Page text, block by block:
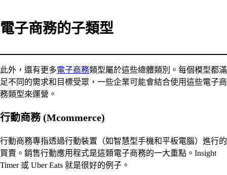
電子商務的子類型
此外，還有更多電子商務類型屬於這些總體類別。每個模型都滿
足不同的需求和目標受眾，一些企業可能會結合使用這些電子商
務類型來運營。
行動商務 (Mcommerce)
行動商務專指透過行動裝置（如智慧型手機和平板電腦）進行的
買賣。銷售行動應用程式是這類電子商務的一大重點。Insight
Timer 或 Uber Eats 就是很好的例子。